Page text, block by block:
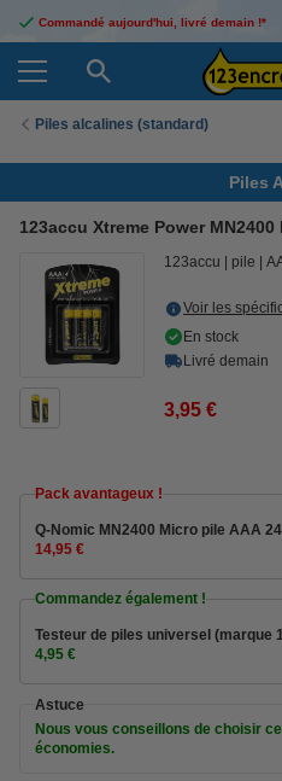
Commandé aujourd'hui, livré demain !*
Piles alcalines (standard)
Piles
123accu Xtreme Power
123accu pile
Voir les
En stock
Livré demain
3,95 €
Pack avantageux !
Q-Nomic MN2400 Micro pile AAA
14,95 €
Commandez également !
Testeur de piles universel (marque
4,95 €
Astuce
Nous vous conseillons de choisir
économies.